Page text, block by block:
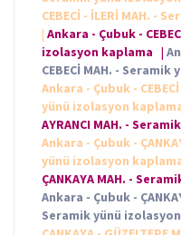
CEBECİ - İLERİ MAH. -
| Ankara - Çubuk -
izolasyon kaplama |
CEBECİ MAH. -
Ankara - Çubuk -
yünü izolasyon
AYRANCI MAH. -
Ankara - Çubuk -
yünü izolasyon
ÇANKAYA MAH. -
Ankara - Çubuk -
Seramik yünü